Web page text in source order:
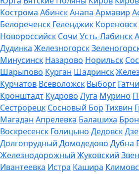
Кострома АбинскАнапа Армавир
Белореченск Геленджик Кореновск
Новороссийск Сочи Усть-Лабинск
Дудинка Железногорск
Минусинск Назарово Норильск
Шарыпово Курган Шадринск
Курчатов Всеволожск Выборг
Кронштадт Кудрово Луга Мурино
Сестрорецк Сосновый Бор Тихвин
Магадан Апрелевка Балашиха
Воскресенск Голицыно Дедовск
Долгопрудный Домодедово Дубна
Железнодорожный Жуковский
Ивантеевка Истра Кашира